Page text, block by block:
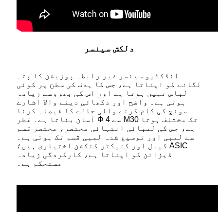
دلکش سینسر
انڈکٹیو سینسر غیر رابطہ پوزیشن کا پتہ
لگانے کو اپناتا ہے، جس کا ہدف کی سطح پر کوئی
لباس نہیں ہوتا ہے اور اس کی بھروسے زیادہ
ہوتی ہے۔ واضح اور دکھائی دینے والا اشارے
سوئچ کی کام کرنے والی حالت کا فیصلہ کرنا
آسان بناتا ہے۔ قطر Φ 4 سے M30 تک مختلف ہوتا
ہے، جس کی لمبائی انتہائی مختصر، مختصر قسم
سے لمبی اور توسیع شدہ لمبی قسم تک ہوتی ہے۔
کیبل اور کنیکٹر کنکشن اختیاری ہیں؛ ASIC
ڈیزائن کو اپناتا ہے، کارکردگی زیادہ
مستحکم ہے۔